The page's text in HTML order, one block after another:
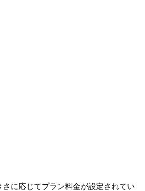
さに応じてプラン料金が設定されてい